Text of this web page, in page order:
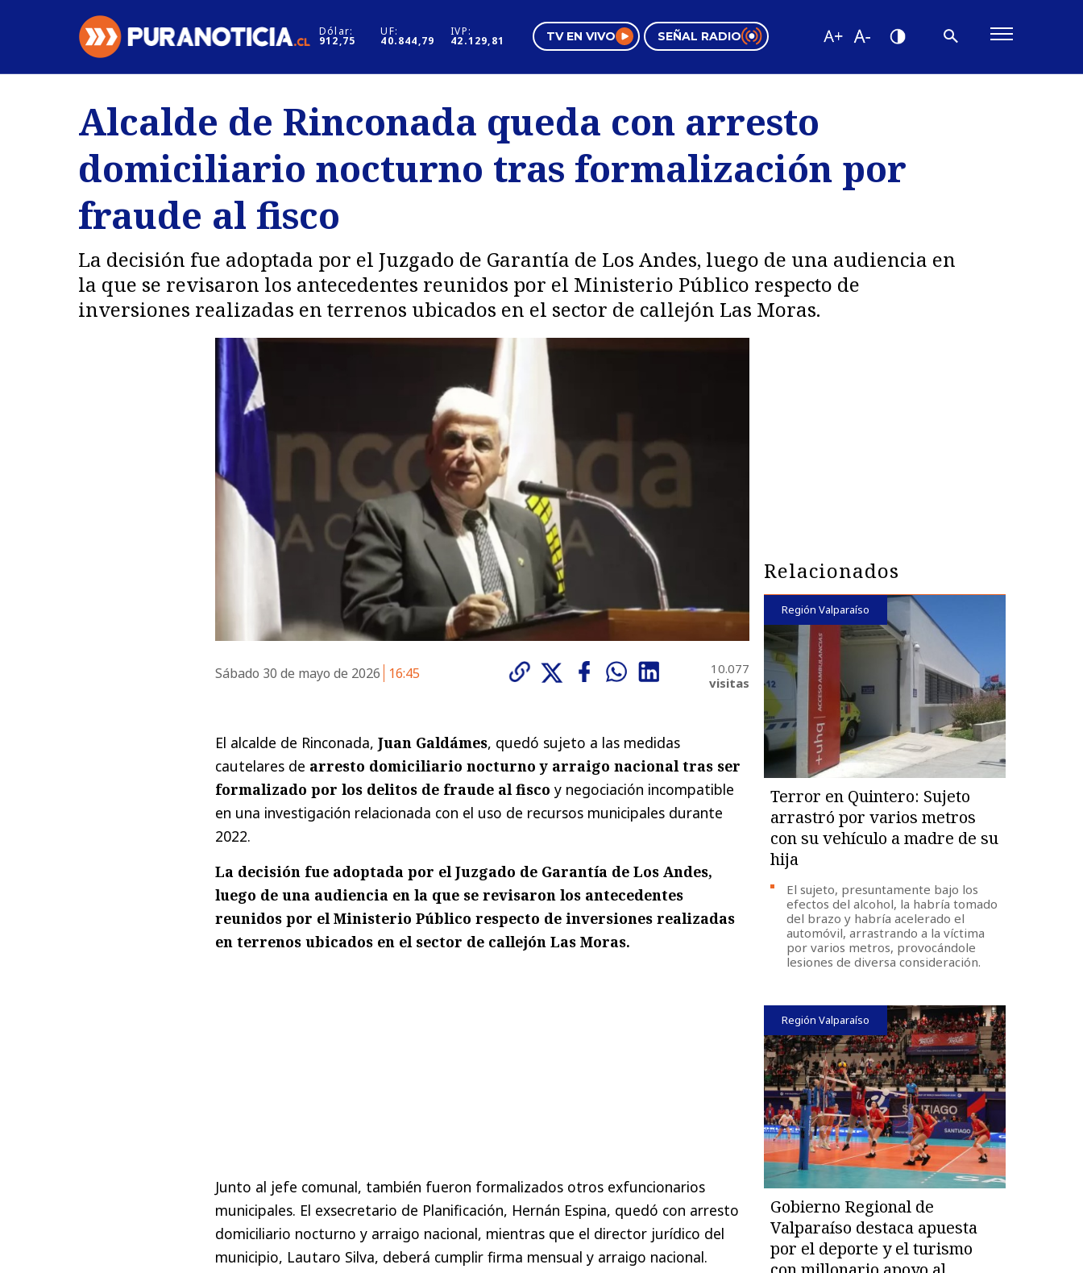
Dólar:
912,75
UF:
40.844,79
IVP:
42.129,81 TV EN VIVO SEÑAL RADIO
Regiones
Deportes
Internacional
Motores
Negocios
Pura Mujer
Tendencias
Videos
Alcalde de Rinconada queda con arresto
domiciliario nocturno tras formalización por
fraude al fisco
La decisión fue adoptada por el Juzgado de Garantía de Los Andes, luego de una audiencia en
la que se revisaron los antecedentes reunidos por el Ministerio Público respecto de
inversiones realizadas en terrenos ubicados en el sector de callejón Las Moras.
Sábado 30 de mayo de 2026 16:45
10.077
visitas
El alcalde de Rinconada, Juan Galdámes, quedó sujeto a las medidas
cautelares de arresto domiciliario nocturno y arraigo nacional tras ser
formalizado por los delitos de fraude al fisco y negociación incompatible
en una investigación relacionada con el uso de recursos municipales durante
2022.
La decisión fue adoptada por el Juzgado de Garantía de Los Andes,
luego de una audiencia en la que se revisaron los antecedentes
reunidos por el Ministerio Público respecto de inversiones realizadas
en terrenos ubicados en el sector de callejón Las Moras.
Junto al jefe comunal, también fueron formalizados otros exfuncionarios
municipales. El exsecretario de Planificación, Hernán Espina, quedó con arresto
domiciliario nocturno y arraigo nacional, mientras que el director jurídico del
municipio, Lautaro Silva, deberá cumplir firma mensual y arraigo nacional.
Relacionados
Región Valparaíso
Terror en Quintero: Sujeto
arrastró por varios metros
con su vehículo a madre de su
hija
El sujeto, presuntamente bajo los
efectos del alcohol, la habría tomado
del brazo y habría acelerado el
automóvil, arrastrando a la víctima
por varios metros, provocándole
lesiones de diversa consideración.
Región Valparaíso
Gobierno Regional de
Valparaíso destaca apuesta
por el deporte y el turismo